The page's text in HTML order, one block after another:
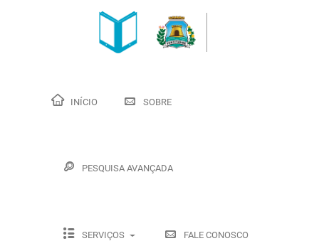
INÍCIO SOBRE
PESQUISA AVANÇADA
SERVIÇOS FALE CONOSCO